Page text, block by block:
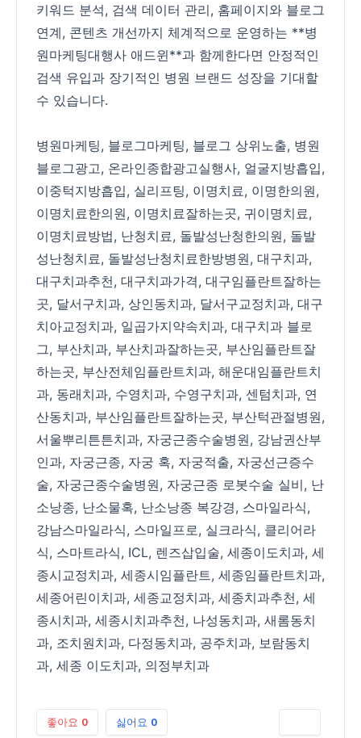
키워드 분석, 검색 데이터 관리, 홈페이지와 블로그
연계, 콘텐츠 개선까지 체계적으로 운영하는 **병
원마케팅대행사 애드윈**과 함께한다면 안정적인
검색 유입과 장기적인 병원 브랜드 성장을 기대할
수 있습니다.
병원마케팅, 블로그마케팅, 블로그 상위노출, 병원
블로그광고, 온라인종합광고실행사, 얼굴지방흡입,
이중턱지방흡입, 실리프팅, 이명치료, 이명한의원,
이명치료한의원, 이명치료잘하는곳, 귀이명치료,
이명치료방법, 난청치료, 돌발성난청한의원, 돌발
성난청치료, 돌발성난청치료한방병원, 대구치과,
대구치과추천, 대구치과가격, 대구임플란트잘하는
곳, 달서구치과, 상인동치과, 달서구교정치과, 대구
치아교정치과, 일곱가지약속치과, 대구치과 블로
그, 부산치과, 부산치과잘하는곳, 부산임플란트잘
하는곳, 부산전체임플란트치과, 해운대임플란트치
과, 동래치과, 수영치과, 수영구치과, 센텀치과, 연
산동치과, 부산임플란트잘하는곳, 부산턱관절병원,
서울뿌리튼튼치과, 자궁근종수술병원, 강남권산부
인과, 자궁근종, 자궁 혹, 자궁적출, 자궁선근증수
술, 자궁근종수술병원, 자궁근종 로봇수술 실비, 난
소낭종, 난소물혹, 난소낭종 복강경, 스마일라식,
강남스마일라식, 스마일프로, 실크라식, 클리어라
식, 스마트라식, ICL, 렌즈삽입술, 세종이도치과, 세
종시교정치과, 세종시임플란트, 세종임플란트치과,
세종어린이치과, 세종교정치과, 세종치과추천, 세
종시치과, 세종시치과추천, 나성동치과, 새롬동치
과, 조치원치과, 다정동치과, 공주치과, 보람동치
과, 세종 이도치과, 의정부치과
좋아요 0 싫어요 0